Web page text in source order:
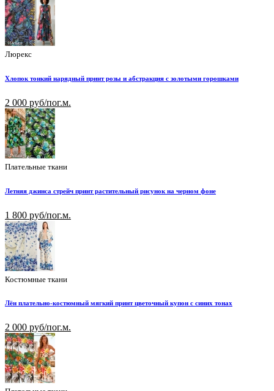
Люрекс
Хлопок тонкий нарядный принт розы и абстракция с золотыми горошками
2 000 руб/пог.м.
Плательные ткани
Летняя джинса стрейч принт растительный рисунок на черном фоне
1 800 руб/пог.м.
Костюмные ткани
Лён плательно-костюмный мягкий принт цветочный купон с синих тонах
2 000 руб/пог.м.